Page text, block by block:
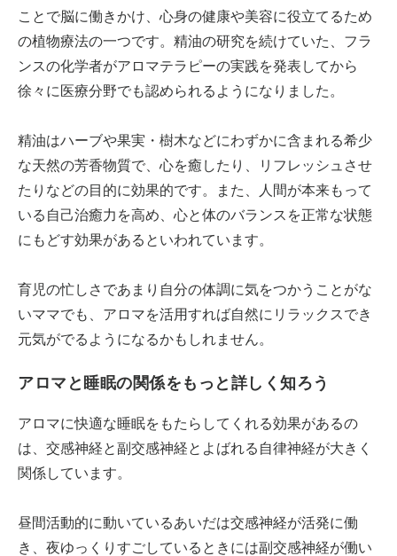
ことで脳に働きかけ、心身の健康や美容に役立てるため
の植物療法の一つです。精油の研究を続けていた、フラ
ンスの化学者がアロマテラピーの実践を発表してから
徐々に医療分野でも認められるようになりました。
精油はハーブや果実・樹木などにわずかに含まれる希少
な天然の芳香物質で、心を癒したり、リフレッシュさせ
たりなどの目的に効果的です。また、人間が本来もって
いる自己治癒力を高め、心と体のバランスを正常な状態
にもどす効果があるといわれています。
育児の忙しさであまり自分の体調に気をつかうことがな
いママでも、アロマを活用すれば自然にリラックスでき
元気がでるようになるかもしれません。
アロマと睡眠の関係をもっと詳しく知ろう
アロマに快適な睡眠をもたらしてくれる効果があるの
は、交感神経と副交感神経とよばれる自律神経が大きく
関係しています。
昼間活動的に動いているあいだは交感神経が活発に働
き、夜ゆっくりすごしているときには副交感神経が働い